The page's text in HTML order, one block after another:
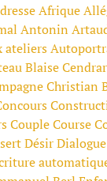
Afrique
Antonin
ateliers
Blaise
Christian
CoupleCourse
DésirDialogue